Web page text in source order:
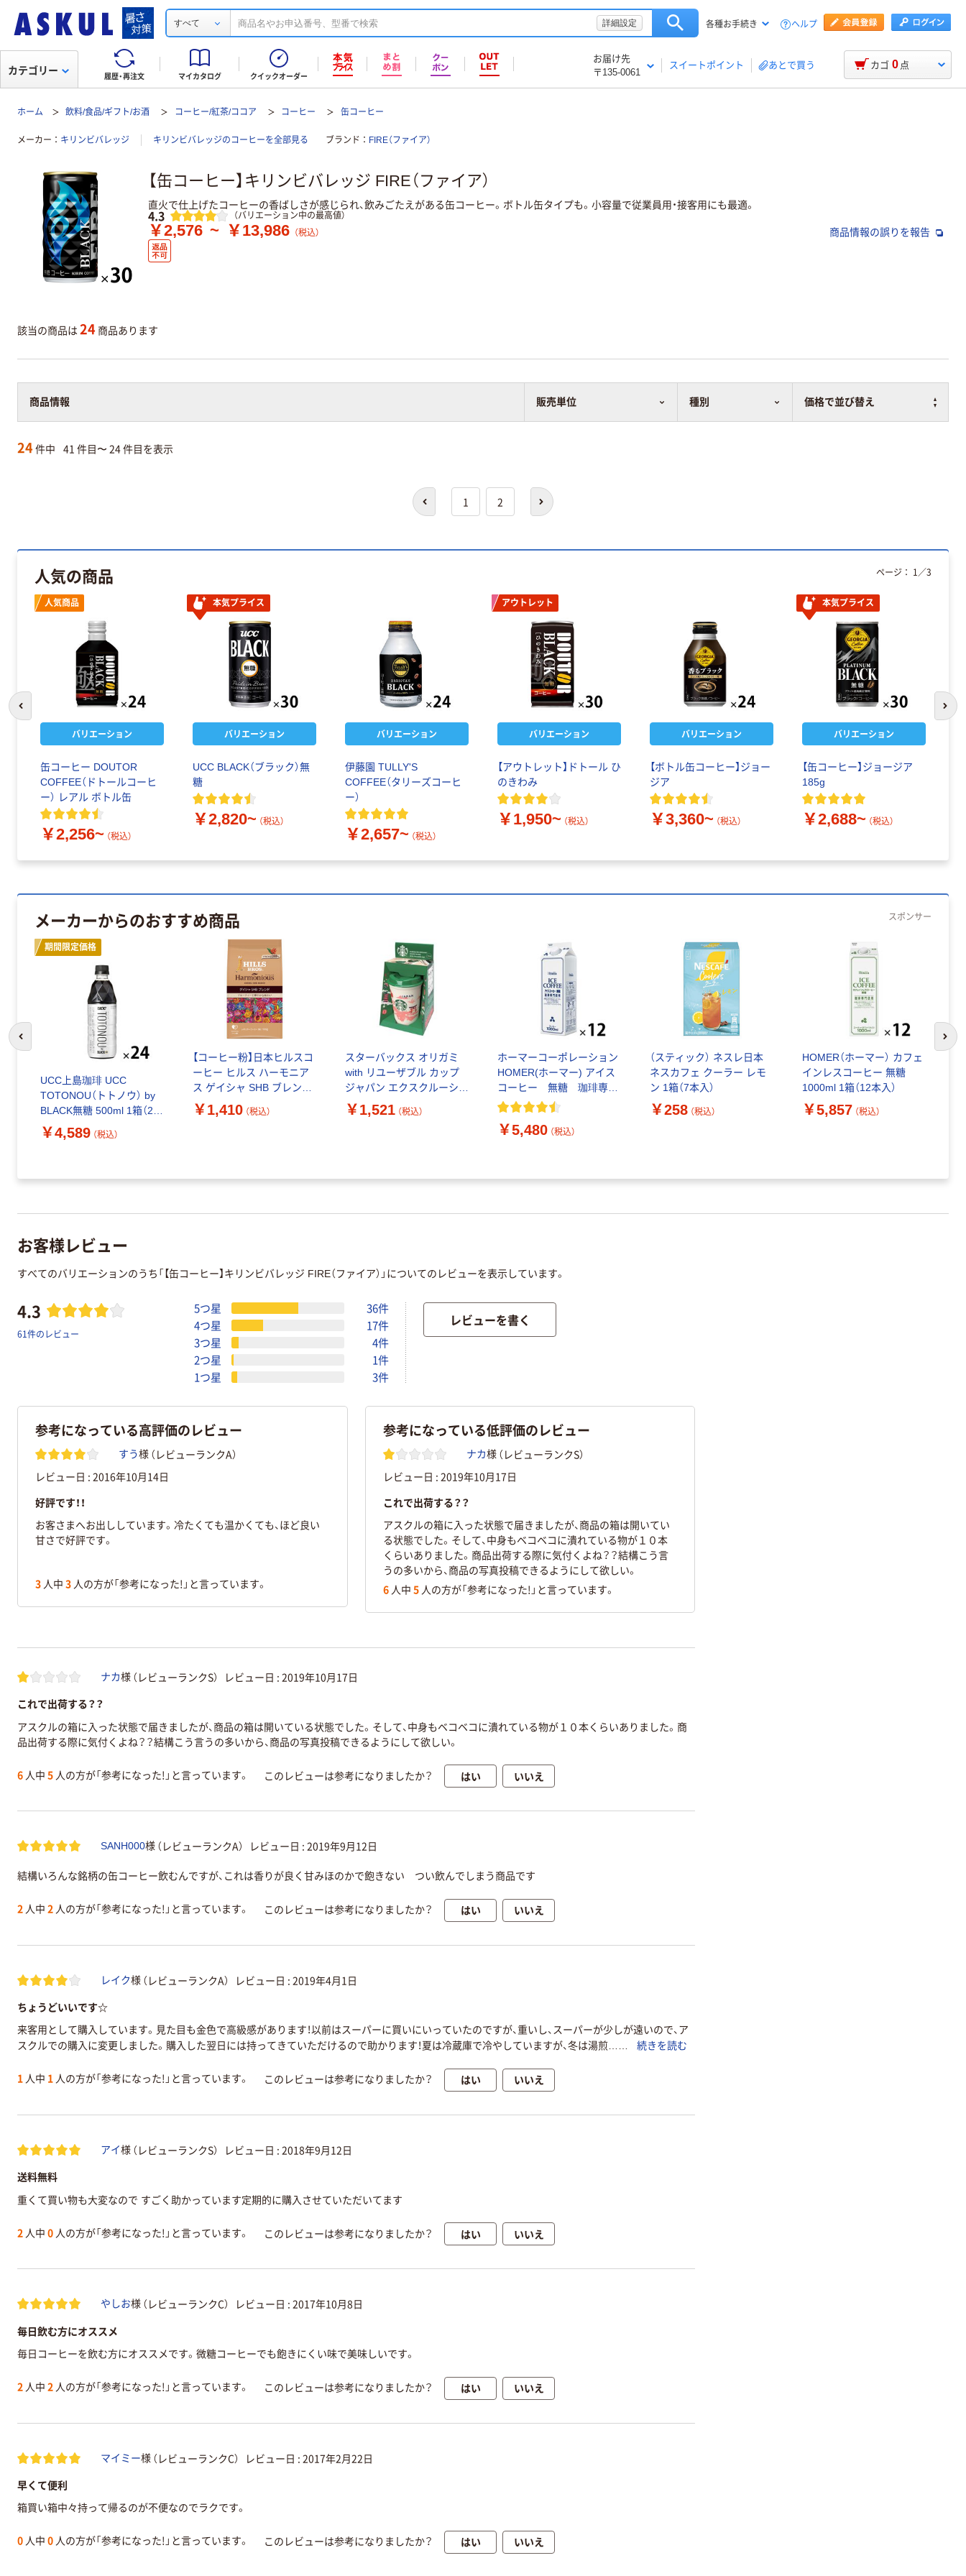
すべて 詳細設定 各種お手続き ヘルプ
履歴・再注文 マイカタログ クイックオーダー
お届け先
〒135-0061
スイートポイント あとで買う
カテゴリー カゴ 0 点
ホーム 飲料/食品/ギフト/お酒 コーヒー/紅茶/ココア コーヒー 缶コーヒー
メーカー キリンビバレッジ キリンビバレッジのコーヒーを全部見る ブランド FIRE（ファイア）
【缶コーヒー】キリンビバレッジ FIRE（ファイア）
直火で仕上げたコーヒーの香ばしさが感じられ、飲みごたえがある缶コーヒー。ボトル缶タイプも。小容量で従業員用・接客用にも最適。
レビュー
4.3 （バリエーション中の最高値）
￥2,576 ~ ￥13,986 （税込） 商品情報の誤りを報告
該当の商品は 24 商品あります
商品情報 販売単位 種別 価格で並び替え
24 件中 41 件目〜 24 件目を表示
前へ
1 2
次へ
人気の商品
人気商品
バリエーション
缶コーヒー DOUTOR
COFFEE（ドトールコーヒ
ー） レアル ボトル缶
￥2,256~ （税込）
本気プライス
バリエーション
UCC BLACK（ブラック）無
糖
￥2,820~ （税込）
バリエーション
伊藤園 TULLY'S
COFFEE（タリーズコーヒ
ー）
￥2,657~ （税込）
アウトレット
バリエーション
【アウトレット】ドトール ひ
のきわみ
￥1,950~ （税込）
バリエーション
【ボトル缶コーヒー】ジョー
ジア
￥3,360~ （税込）
本気プライス
バリエーション
【缶コーヒー】ジョージア
185g
￥2,688~ （税込）
ページ： 1 ／3
前のスライドへ 次
メーカーからのおすすめ商品 スポンサー
期間限定価格
UCC上島珈琲 UCC
TOTONOU（トトノウ） by
BLACK無糖 500ml 1箱（24
本入）
￥4,589 （税込）
【コーヒー粉】日本ヒルスコ
ーヒー ヒルス ハーモニア
ス ゲイシャ SHB ブレンド
1袋（100g）
￥1,410 （税込）
スターバックス オリガミ
with リユーザブル カップ
ジャパン エクスクルーシブ
1セット（1杯+カップ1個）
￥1,521 （税込）
ホーマーコーポレーション
HOMER(ホーマー) アイス
コーヒー 無糖 珈琲専門
店用 1000ml 1箱（12本
￥5,480 （税込）
（スティック） ネスレ日本
ネスカフェ クーラー レモ
ン 1箱（7本入）
￥258 （税込）
HOMER（ホーマー） カフェ
インレスコーヒー 無糖
1000ml 1箱（12本入）
￥5,857 （税込）
次
お客様レビュー
すべてのバリエーションのうち「【缶コーヒー】キリンビバレッジ FIRE（ファイア）」についてのレビューを表示しています。
4.3
61件のレビュー
5つ星
36件
4つ星
17件
3つ星
4件
2つ星
1件
1つ星
3件
レビューを書く
参考になっている高評価のレビュー
すう様 （レビューランクA）
レビュー日 : 2016年10月14日
好評です！！
お客さまへお出ししています。冷たくても温かくても、ほど良い
甘さで好評です。
3 人中 3 人の方が「参考になった!」と言っています。
参考になっている低評価のレビュー
ナカ様 （レビューランクS）
レビュー日 : 2019年10月17日
これで出荷する？？
アスクルの箱に入った状態で届きましたが、商品の箱は開いてい
る状態でした。そして、中身もベコベコに潰れている物が１０本
くらいありました。商品出荷する際に気付くよね？？結構こう言
うの多いから、商品の写真投稿できるようにして欲しい。
6人中 5人の方が「参考になった!」と言っています。
ナカ様 （レビューランクS） レビュー日 : 2019年10月17日
これで出荷する？？
アスクルの箱に入った状態で届きましたが、商品の箱は開いている状態でした。そして、中身もベコベコに潰れている物が１０本くらいありました。商
品出荷する際に気付くよね？？結構こう言うの多いから、商品の写真投稿できるようにして欲しい。
6 人中 5 人の方が「参考になった!」と言っています。 このレビューは参考になりましたか？ はい いいえ
SANH000様 （レビューランクA） レビュー日 : 2019年9月12日
結構いろんな銘柄の缶コーヒー飲むんですが、これは香りが良く甘みほのかで飽きない つい飲んでしまう商品です
2 人中 2 人の方が「参考になった!」と言っています。 このレビューは参考になりましたか？ はい いいえ
レイク様 （レビューランクA） レビュー日 : 2019年4月1日
ちょうどいいです☆
来客用として購入しています。見た目も金色で高級感があります！以前はスーパーに買いにいっていたのですが、重いし、スーパーが少しが遠いので、ア
スクルでの購入に変更しました。購入した翌日には持ってきていただけるので助かります！夏は冷蔵庫で冷やしていますが、冬は湯煎……
続きを読む
1 人中 1 人の方が「参考になった!」と言っています。 このレビューは参考になりましたか？ はい いいえ
アイ様 （レビューランクS） レビュー日 : 2018年9月12日
送料無料
重くて買い物も大変なので すごく助かっています定期的に購入させていただいてます
2 人中 0 人の方が「参考になった!」と言っています。 このレビューは参考になりましたか？ はい いいえ
やしお様 （レビューランクC） レビュー日 : 2017年10月8日
毎日飲む方にオススメ
毎日コーヒーを飲む方にオススメです。微糖コーヒーでも飽きにくい味で美味しいです。
2 人中 2 人の方が「参考になった!」と言っています。 このレビューは参考になりましたか？ はい いいえ
マイミー様 （レビューランクC） レビュー日 : 2017年2月22日
早くて便利
箱買い箱中々持って帰るのが不便なのでラクです。
0 人中 0 人の方が「参考になった!」と言っています。 このレビューは参考になりましたか？ はい いいえ